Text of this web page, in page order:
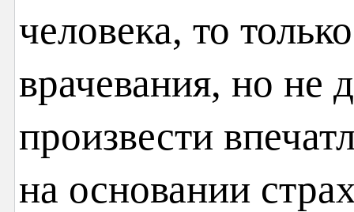
человека, то
врачевания, но не
произвести
на основании